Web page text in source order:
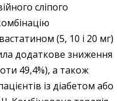
сліпого
(5, 10 і 20 мг)
додаткове зниження
49,4%), а також
із діабетом або